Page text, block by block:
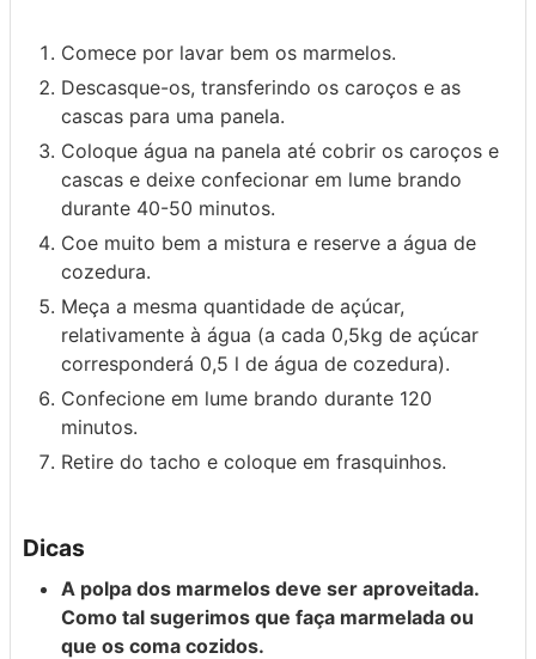
Comece por lavar bem os marmelos.
Descasque-os, transferindo os caroços e as
cascas para uma panela.
Coloque água na panela até cobrir os caroços e
cascas e deixe confecionar em lume brando
durante 40-50 minutos.
Coe muito bem a mistura e reserve a água de
cozedura.
Meça a mesma quantidade de açúcar,
relativamente à água (a cada 0,5kg de açúcar
corresponderá 0,5 l de água de cozedura).
Confecione em lume brando durante 120
minutos.
Retire do tacho e coloque em frasquinhos.
Dicas
A polpa dos marmelos deve ser aproveitada.
Como tal sugerimos que faça marmelada ou
que os coma cozidos.